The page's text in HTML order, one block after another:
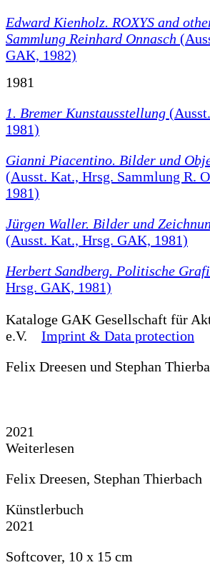
Edward Kienholz. ROXYS and
Sammlung Reinhard Onnasch
GAK, 1982)
1981
1. Bremer Kunstausstellung
1981)
Gianni Piacentino. Bilder und
(Ausst. Kat., Hrsg. Sammlung R.
1981)
Jürgen Waller. Bilder und
(Ausst. Kat., Hrsg. GAK, 1981)
Herbert Sandberg. Politische
Hrsg. GAK, 1981)
Kataloge GAK Gesellschaft für
e.V. Imprint & Data protection
Felix Dreesen und Stephan
2021
Weiterlesen
Felix Dreesen, Stephan Thierbach
Künstlerbuch
2021
Softcover, 10 x 15 cm